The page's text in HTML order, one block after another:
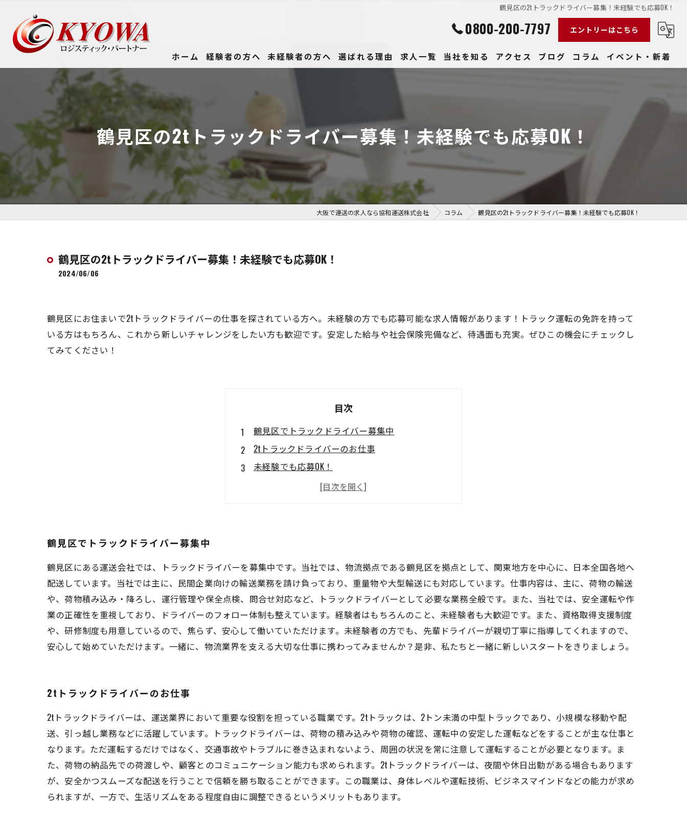
鶴見区の2tトラックドライバー募集！未経験でも応募OK！
0800-200-7797 エントリーはこちら
ホーム 経験者の方へ 未経験者の方へ 選ばれる理由 求人一覧 当社を知る
高収入
アクセス ブログ コラム イベント・新着
鶴見区の2tトラックドライバー募集！未経験でも応募OK！
大阪で運送の求人なら協和運送株式会社 コラム 鶴見区の2tトラックドライバー募集！未経験でも応募OK！
鶴見区の2tトラックドライバー募集！未経験でも応募OK！
2024/06/06
鶴見区にお住まいで2tトラックドライバーの仕事を探されている方へ。未経験の方でも応募可能な求人情報があります！トラック運転の免許を持って
いる方はもちろん、これから新しいチャレンジをしたい方も歓迎です。安定した給与や社会保険完備など、待遇面も充実。ぜひこの機会にチェックし
てみてください！
目次
鶴見区でトラックドライバー募集中
2tトラックドライバーのお仕事
未経験でも応募OK！
鶴見区でトラックドライバー募集中
鶴見区にある運送会社では、トラックドライバーを募集中です。当社では、物流拠点である鶴見区を拠点として、関東地方を中心に、日本全国各地へ
配送しています。当社では主に、民間企業向けの輸送業務を請け負っており、重量物や大型輸送にも対応しています。仕事内容は、主に、荷物の輸送
や、荷物積み込み・降ろし、運行管理や保全点検、問合せ対応など、トラックドライバーとして必要な業務全般です。また、当社では、安全運転や作
業の正確性を重視しており、ドライバーのフォロー体制も整えています。経験者はもちろんのこと、未経験者も大歓迎です。また、資格取得支援制度
や、研修制度も用意しているので、焦らず、安心して働いていただけます。未経験者の方でも、先輩ドライバーが親切丁寧に指導してくれますので、
安心して始めていただけます。一緒に、物流業界を支える大切な仕事に携わってみませんか？是非、私たちと一緒に新しいスタートをきりましょう。
2tトラックドライバーのお仕事
2tトラックドライバーは、運送業界において重要な役割を担っている職業です。2tトラックは、2トン未満の中型トラックであり、小規模な移動や配
送、引っ越し業務などに活躍しています。トラックドライバーは、荷物の積み込みや荷物の確認、運転中の安定した運転などをすることが主な仕事と
なります。ただ運転するだけではなく、交通事故やトラブルに巻き込まれないよう、周囲の状況を常に注意して運転することが必要となります。ま
た、荷物の納品先での荷渡しや、顧客とのコミュニケーション能力も求められます。2tトラックドライバーは、夜間や休日出勤がある場合もあります
が、安全かつスムーズな配送を行うことで信頼を勝ち取ることができます。この職業は、身体レベルや運転技術、ビジネスマインドなどの能力が求め
られますが、一方で、生活リズムをある程度自由に調整できるというメリットもあります。